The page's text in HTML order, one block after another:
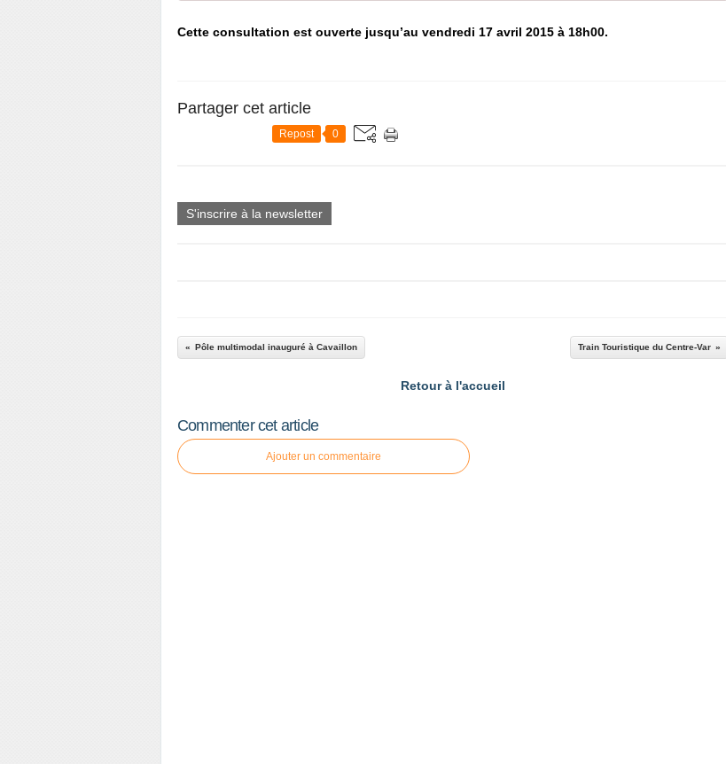
Cette consultation est ouverte jusqu’au vendredi 17 avril 2015 à 18h00.
Partager cet article
Repost 0
S'inscrire à la newsletter
Pôle multimodal inauguré à Cavaillon Train Touristique du Centre-Var
Retour à l'accueil
Commenter cet article
Ajouter un commentaire